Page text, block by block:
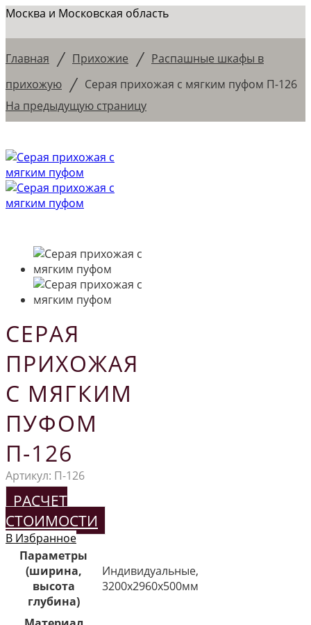
Москва и Московская область
Главная / Прихожие / Распашные шкафы в
прихожую / Серая прихожая с мягким пуфом П-126
На предыдущую страницу
СЕРАЯ
ПРИХОЖАЯ
С МЯГКИМ
ПУФОМ
П-126
Артикул: П-126
РАСЧЕТ
СТОИМОСТИ
В Избранное
Параметры
(ширина,
высота
глубина)
Индивидуальные,
3200х2960х500мм